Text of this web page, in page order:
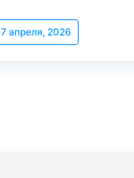
7 апреля, 2026